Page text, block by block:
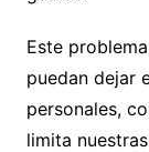
Este
puedan dejar
personales,
limita